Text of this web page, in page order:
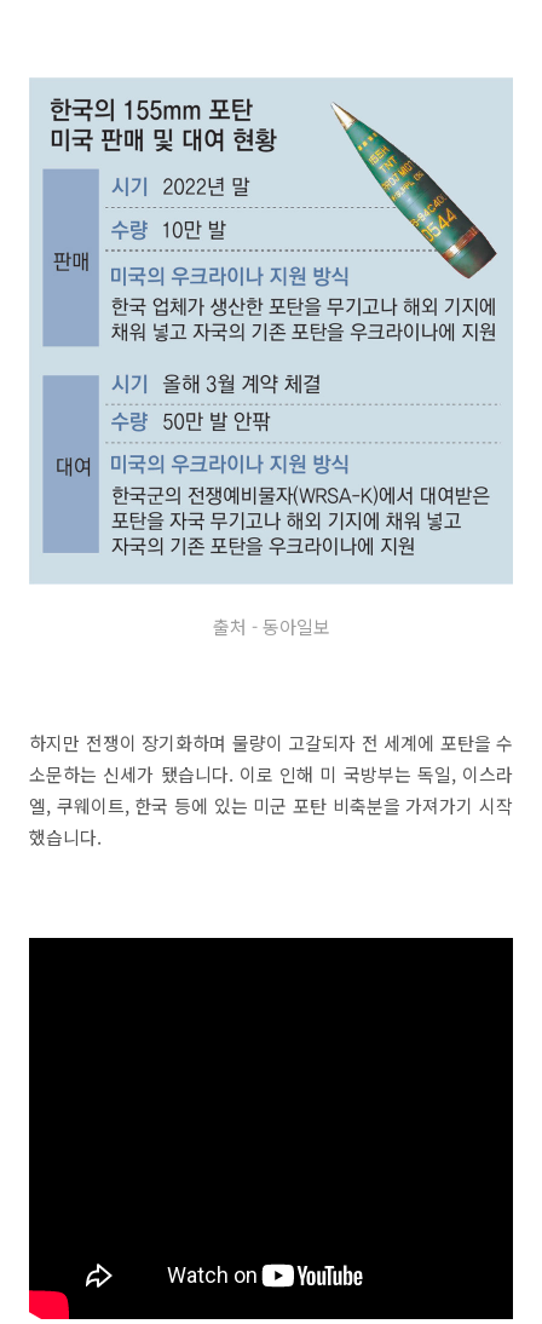
출처 - 동아일보
하지만 전쟁이 장기화하며 물량이 고갈되자 전 세계에 포탄을 수
소문하는 신세가 됐습니다. 이로 인해 미 국방부는 독일, 이스라
엘, 쿠웨이트, 한국 등에 있는 미군 포탄 비축분을 가져가기 시작
했습니다.